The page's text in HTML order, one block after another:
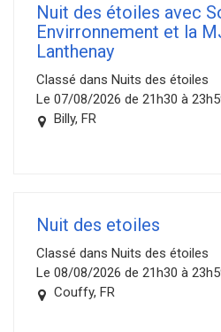
Nuit des étoiles avec
Envirronnement et la
Lanthenay
Classé dans Nuits des étoiles
Le 07/08/2026 de 21h30 à
Billy, FR
Nuit des etoiles
Classé dans Nuits des étoiles
Le 08/08/2026 de 21h30 à
Couffy, FR